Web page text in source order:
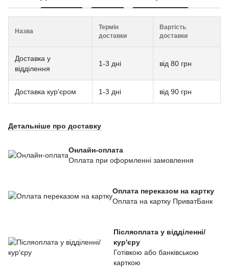
Назва
Термін
доставки
Вартість
доставки
Доставка у
відділення
1-3 дні від 80 грн
Доставка кур'єром 1-3 дні від 90 грн
Детальніше про доставку
Онлайн-оплата
Оплата при оформленні замовлення
Оплата переказом на картку
Оплата на картку ПриватБанк
Післяоплата у відділенні/
кур'єру
Готівкою або банківською
карткою